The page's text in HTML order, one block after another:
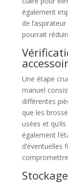
également
de
pourrait
Une étape
manuel
différentes
que les
usées et
également